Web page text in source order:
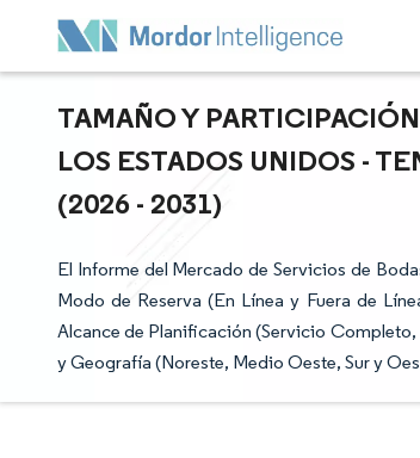
TAMAÑO Y
LOS ESTADOS UNIDOS -
(2026 - 2031)
El Informe del Mercado de Servicios de
Modo de Reserva (En Línea y Fuera de
Alcance de Planificación (Servicio
y Geografía (Noreste, Medio Oeste, Sur y